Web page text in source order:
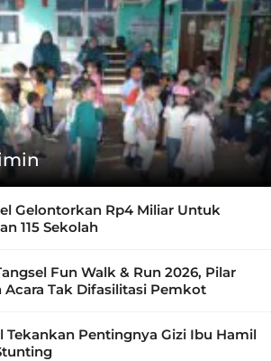
Gelontorkan Rp4 Miliar Untuk
115 Sekolah
Fun Walk & Run 2026, Pilar
Acara Tak Difasilitasi Pemkot
Tekankan Pentingnya Gizi Ibu Hamil